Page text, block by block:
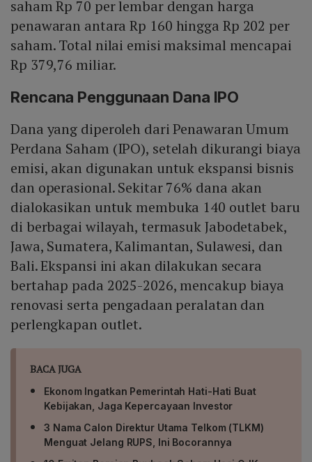
saham Rp 70 per lembar dengan harga
penawaran antara Rp 160 hingga Rp 202 per
saham. Total nilai emisi maksimal mencapai
Rp 379,76 miliar.
Rencana Penggunaan Dana IPO
Dana yang diperoleh dari Penawaran Umum
Perdana Saham (IPO), setelah dikurangi biaya
emisi, akan digunakan untuk ekspansi bisnis
dan operasional. Sekitar 76% dana akan
dialokasikan untuk membuka 140 outlet baru
di berbagai wilayah, termasuk Jabodetabek,
Jawa, Sumatera, Kalimantan, Sulawesi, dan
Bali. Ekspansi ini akan dilakukan secara
bertahap pada 2025-2026, mencakup biaya
renovasi serta pengadaan peralatan dan
perlengkapan outlet.
BACA JUGA
Ekonom Ingatkan Pemerintah Hati-Hati Buat
Kebijakan, Jaga Kepercayaan Investor
3 Nama Calon Direktur Utama Telkom (TLKM)
Menguat Jelang RUPS, Ini Bocorannya